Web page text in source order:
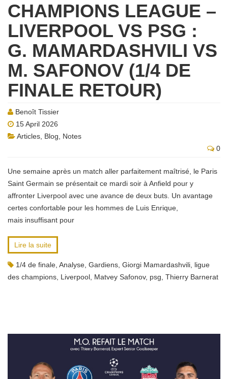
CHAMPIONS LEAGUE –
LIVERPOOL VS PSG :
G. MAMARDASHVILI VS
M. SAFONOV (1/4 DE
FINALE RETOUR)
Benoît Tissier
15 April 2026
Articles Blog
Notes
0
Une semaine après un match aller parfaitement maîtrisé, le Paris
Saint Germain se présentait ce mardi soir à Anfield pour y
affronter Liverpool avec une avance de deux buts. Un avantage
certes confortable pour les hommes de Luis Enrique,
mais insuffisant pour
Lire la suite
1/4 de finale Analyse Gardiens Giorgi Mamardashvili ligue
des champions Liverpool Matvey Safonov, psg Thierry Barnerat